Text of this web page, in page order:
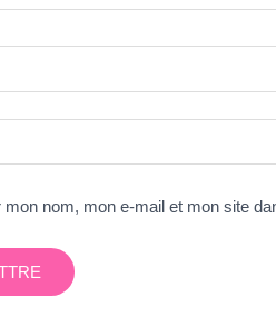
mon nom, mon e-mail et mon site